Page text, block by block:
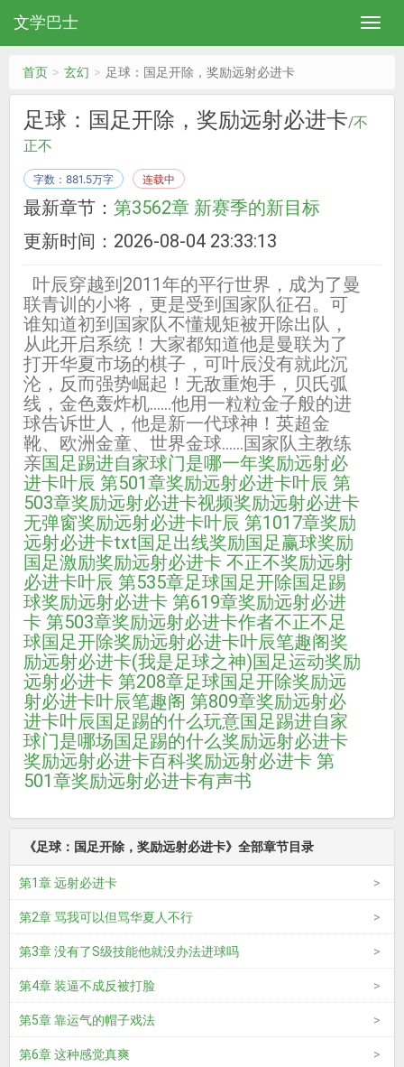
文学巴士
首页 玄幻 足球：国足开除，奖励远射必进卡
足球：国足开除，奖励远射必进卡/不
正不
字数：881.5万字 连载中
最新章节： 第3562章 新赛季的新目标
更新时间：2026-08-04 23:33:13
叶辰穿越到2011年的平行世界，成为了曼
联青训的小将，更是受到国家队征召。可
谁知道初到国家队不懂规矩被开除出队，
从此开启系统！大家都知道他是曼联为了
打开华夏市场的棋子，可叶辰没有就此沉
沦，反而强势崛起！无敌重炮手，贝氏弧
线，金色轰炸机……他用一粒粒金子般的进
球告诉世人，他是新一代球神！英超金
靴、欧洲金童、世界金球……国家队主教练
亲国足踢进自家球门是哪一年奖励远射必
进卡叶辰 第501章奖励远射必进卡叶辰 第
503章奖励远射必进卡视频奖励远射必进卡
无弹窗奖励远射必进卡叶辰 第1017章奖励
远射必进卡txt国足出线奖励国足赢球奖励
国足激励奖励远射必进卡 不正不奖励远射
必进卡叶辰 第535章足球国足开除国足踢
球奖励远射必进卡 第619章奖励远射必进
卡 第503章奖励远射必进卡作者不正不足
球国足开除奖励远射必进卡叶辰笔趣阁奖
励远射必进卡(我是足球之神)国足运动奖励
远射必进卡 第208章足球国足开除奖励远
射必进卡叶辰笔趣阁 第809章奖励远射必
进卡叶辰国足踢的什么玩意国足踢进自家
球门是哪场国足踢的什么奖励远射必进卡
奖励远射必进卡百科奖励远射必进卡 第
501章奖励远射必进卡有声书
《足球：国足开除，奖励远射必进卡》全部章节目录
第1章 远射必进卡
第2章 骂我可以但骂华夏人不行
第3章 没有了S级技能他就没办法进球吗
第4章 装逼不成反被打脸
第5章 靠运气的帽子戏法
第6章 这种感觉真爽